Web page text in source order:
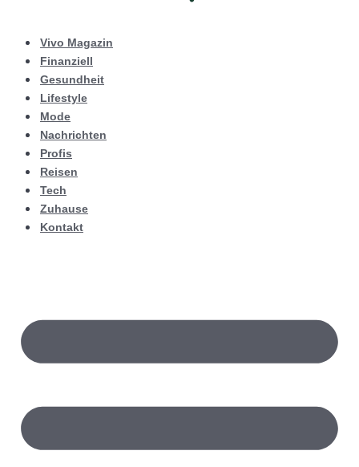
Vivo Magazin
Finanziell
Gesundheit
Lifestyle
Mode
Nachrichten
Profis
Reisen
Tech
Zuhause
Kontakt